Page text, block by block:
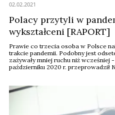
Polacy przytyli w
wykształceni [RAPORT]
Prawie co trzecia osoba w Polsce
trakcie pandemii. Podobny jest
zażywały mniej ruchu niż wcześniej
październiku 2020 r. przeprowadził
02.02.2021